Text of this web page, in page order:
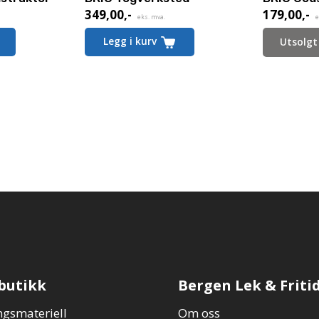
349,00,- eks. mva.
Legg i kurv
179,00,-
Bergen Lek &
Om oss